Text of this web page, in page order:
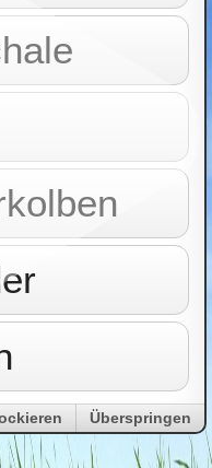
Überspringen